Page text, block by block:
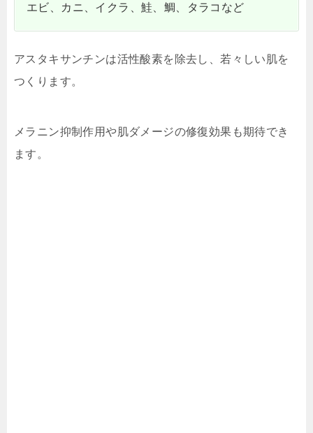
エビ、カニ、イクラ、鮭、鯛、タラコなど
アスタキサンチンは活性酸素を除去し、若々しい肌を
つくります。
メラニン抑制作用や肌ダメージの修復効果も期待でき
ます。